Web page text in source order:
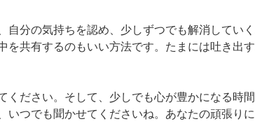
分の気持ちを認め、少しずつでも解消していく
共有するのもいい方法です。たまには吐き出
ださい。そして、少しでも心が豊かになる時
つでも聞かせてくださいね。あなたの頑張り